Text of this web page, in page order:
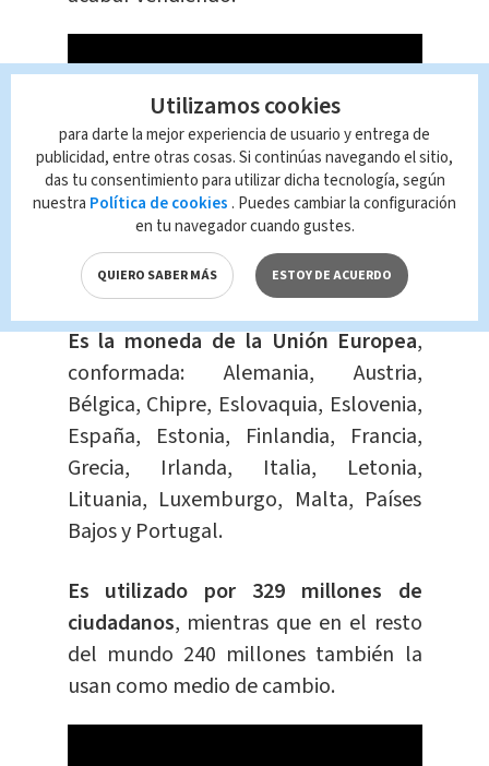
¿Qué es el euro?
Es la moneda de la Unión Europea,
conformada: Alemania, Austria,
Bélgica, Chipre, Eslovaquia, Eslovenia,
España, Estonia, Finlandia, Francia,
Grecia, Irlanda, Italia, Letonia,
Lituania, Luxemburgo, Malta, Países
Bajos y Portugal.
Es utilizado por 329 millones de
ciudadanos, mientras que en el resto
del mundo 240 millones también la
usan como medio de cambio.
Utilizamos cookies
para darte la mejor experiencia de usuario y entrega de
publicidad, entre otras cosas. Si continúas navegando el sitio,
das tu consentimiento para utilizar dicha tecnología, según
nuestra Política de cookies . Puedes cambiar la configuración
en tu navegador cuando gustes.
QUIERO SABER MÁS ESTOY DE ACUERDO